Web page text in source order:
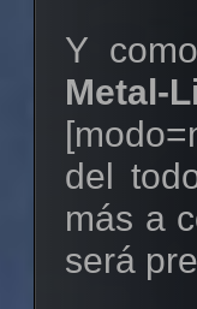
Y
Metal-
del
más a
será